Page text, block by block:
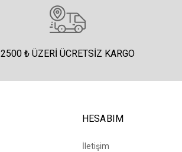
2500 ₺ ÜZERI ÜCRETSIZ KARGO
HESABIM
İletişim